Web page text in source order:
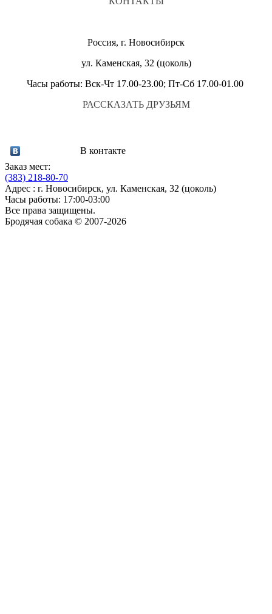
Россия, г. Новосибирск
ул. Каменская, 32 (цоколь)
Часы работы: Вск-Чт 17.00-23.00; Пт-Сб 17.00-01.00
РАССКАЗАТЬ ДРУЗЬЯМ
В контакте
Заказ мест:
(383) 218-80-70
Адрес : г. Новосибирск, ул. Каменская, 32 (цоколь)
Часы работы: 17:00-03:00
Все права защищены.
Бродячая собака © 2007-2026